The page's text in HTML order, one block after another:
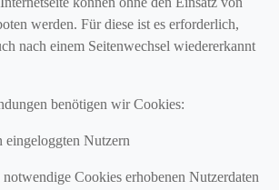
werden. Für diese ist es erforderlich,
nach einem Seitenwechsel wiedererkannt
benötigen wir Cookies:
eingeloggten Nutzern
Cookies erhobenen Nutzerdaten